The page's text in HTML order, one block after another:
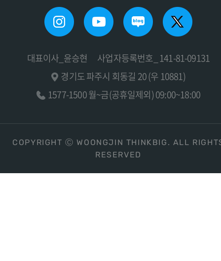
대표이사_윤승현
사업자등록번호_ 141-81-09131
경기도 파주시 회동길 20 (우 10881)
1577-1500 월~금(공휴일제외) 09:00~18:00
COPYRIGHT Ⓒ WOONGJIN THINKBIG. ALL
RESERVED